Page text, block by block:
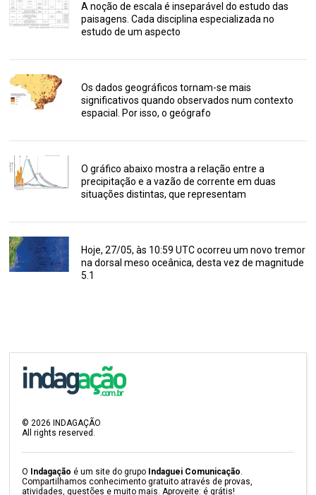
A noção de escala é inseparável do estudo das
paisagens. Cada disciplina especializada no
estudo de um aspecto
Os dados geográficos tornam-se mais
significativos quando observados num contexto
espacial. Por isso, o geógrafo
O gráfico abaixo mostra a relação entre a
precipitação e a vazão de corrente em duas
situações distintas, que representam
Hoje, 27/05, às 10:59 UTC ocorreu um novo tremor
na dorsal meso oceânica, desta vez de magnitude
5.1
©2026 INDAGAÇÃO
All rights reserved.
O Indagação é um site do grupo Indaguei Comunicação.
Compartilhamos conhecimento gratuito através de provas,
atividades, questões e muito mais. Aproveite: é grátis!